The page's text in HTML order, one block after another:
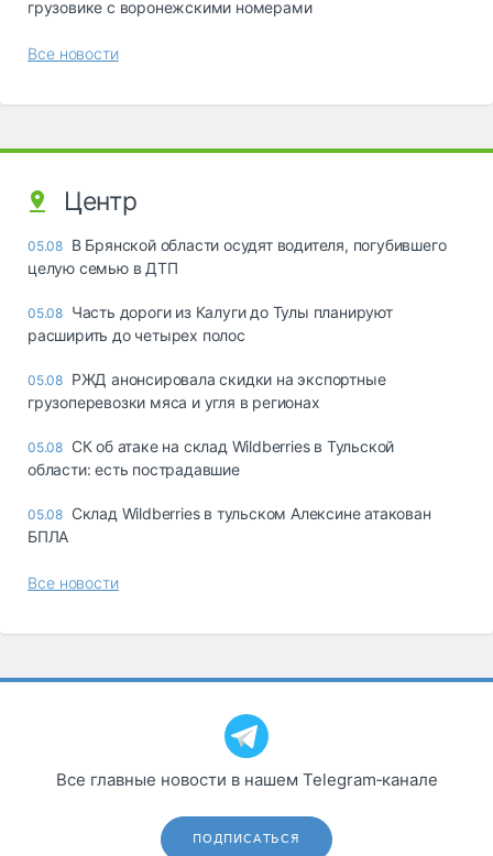
грузовике с воронежскими номерами
Все новости
Центр
05.08 В Брянской области осудят водителя, погубившего
целую семью в ДТП
05.08 Часть дороги из Калуги до Тулы планируют
расширить до четырех полос
05.08 РЖД анонсировала скидки на экспортные
грузоперевозки мяса и угля в регионах
05.08 СК об атаке на склад Wildberries в Тульской
области: есть пострадавшие
05.08 Склад Wildberries в тульском Алексине атакован
БПЛА
Все новости
Все главные новости в нашем Telegram‑канале
ПОДПИСАТЬСЯ